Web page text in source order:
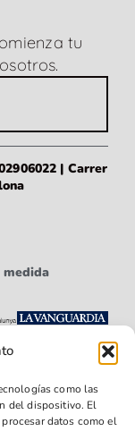
como las
del dispositivo. El
datos como el
tu
| Carrer
medida